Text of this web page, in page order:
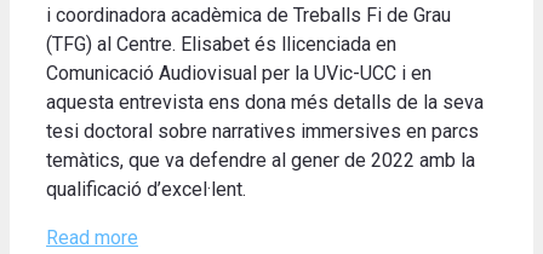
i coordinadora acadèmica de Treballs Fi de Grau
(TFG) al Centre. Elisabet és llicenciada en
Comunicació Audiovisual per la UVic-UCC i en
aquesta entrevista ens dona més detalls de la seva
tesi doctoral sobre narratives immersives en parcs
temàtics, que va defendre al gener de 2022 amb la
qualificació d’excel·lent.
Read more